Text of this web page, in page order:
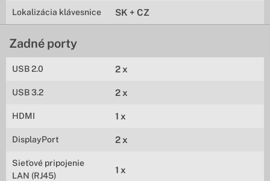
Lokalizácia klávesnice SK + CZ
Zadné porty
USB 2.0 2 x
USB 3.2 2 x
HDMI 1 x
DisplayPort 2 x
Sieťové pripojenie
LAN (RJ45)
1 x